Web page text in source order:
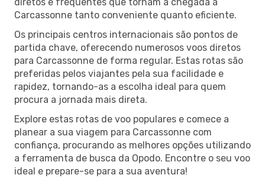
Carcassonne tanto conveniente quanto eficiente.
Os principais centros internacionais são pontos de
partida chave, oferecendo numerosos voos diretos
para Carcassonne de forma regular. Estas rotas são
preferidas pelos viajantes pela sua facilidade e
rapidez, tornando-as a escolha ideal para quem
procura a jornada mais direta.
Explore estas rotas de voo populares e comece a
planear a sua viagem para Carcassonne com
confiança, procurando as melhores opções utilizando
a ferramenta de busca da Opodo. Encontre o seu voo
ideal e prepare-se para a sua aventura!